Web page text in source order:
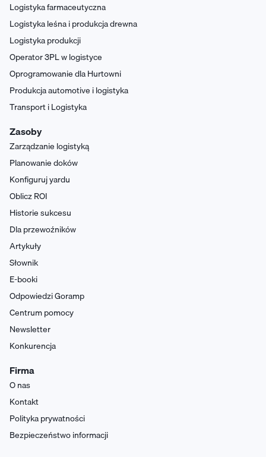
Logistyka farmaceutyczna
Logistyka leśna i produkcja drewna
Logistyka produkcji
Operator 3PL w logistyce
Oprogramowanie dla Hurtowni
Produkcja automotive i logistyka
Transport i Logistyka
Zasoby
Zarządzanie logistyką
Planowanie doków
Konfiguruj yardu
Oblicz ROI
Historie sukcesu
Dla przewoźników
Artykuły
Słownik
E-booki
Odpowiedzi Goramp
Centrum pomocy
Newsletter
Konkurencja
Firma
O nas
Kontakt
Polityka prywatności
Bezpieczeństwo informacji